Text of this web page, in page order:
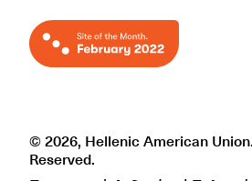
© 2026, Hellenic American
Reserved.